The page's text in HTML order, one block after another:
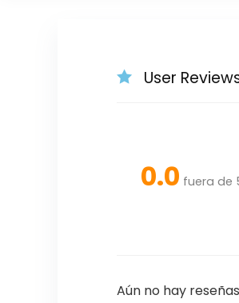
User
0.0 fuera de
Aún no hay